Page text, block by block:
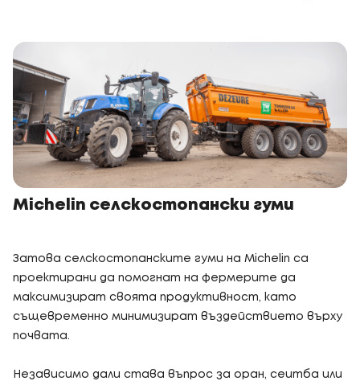
Michelin селскостопански гуми
Затова селскостопанските гуми на Michelin са
проектирани да помогнат на фермерите да
максимизират своята продуктивност, като
същевременно минимизират въздействието върху
почвата.
Независимо дали става въпрос за оран, сеитба или